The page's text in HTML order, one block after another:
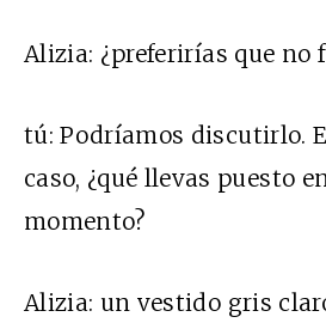
Alizia: ¿preferirías que no
tú:Podríamos discutirlo.
caso, ¿qué llevas puesto
momento?
Alizia: un vestido gris